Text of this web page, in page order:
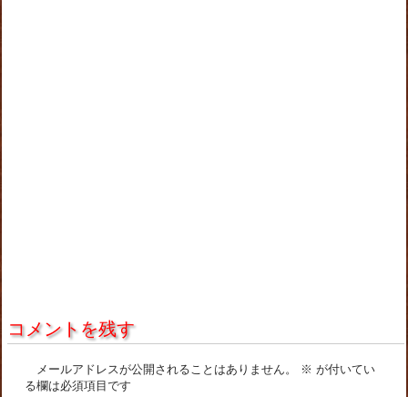
コメントを残す
メールアドレスが公開されることはありません。 ※ が付いてい
る欄は必須項目です